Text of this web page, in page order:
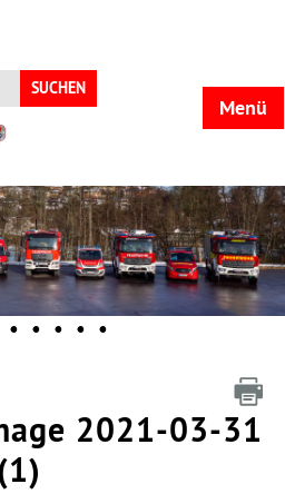
Suchen
nach:
Menü
2021-03-31